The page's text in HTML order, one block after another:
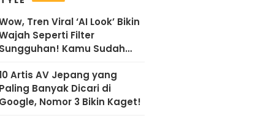
Tren Viral ‘AI Look’ Bikin
Seperti Filter
Sungguhan! Kamu Sudah
Artis AV Jepang yang
Paling Banyak Dicari di
Google, Nomor 3 Bikin Kaget!